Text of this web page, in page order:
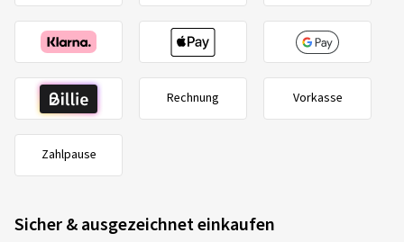
Rechnung Vorkasse
Zahlpause
Sicher & ausgezeichnet einkaufen